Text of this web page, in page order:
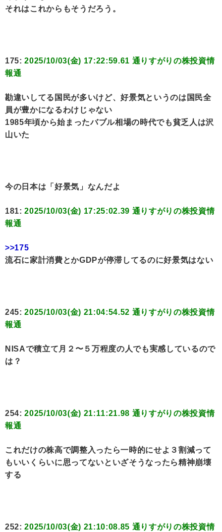
それはこれからもそうだろう。
175:2025/10/03(金) 17:22:59.61 通りすがりの株投資情
報通
勘違いしてる国民が多いけど、好景気というのは国民全
員が豊かになるわけじゃない
1985年頃から始まったバブル相場の時代でも貧乏人は沢
山いた
今の日本は「好景気」なんだよ
181:2025/10/03(金) 17:25:02.39 通りすがりの株投資情
報通
>>175
流石に家計消費とかGDPが停滞してるのに好景気はない
245:2025/10/03(金) 21:04:54.52 通りすがりの株投資情
報通
NISAで積立て月２〜５万程度の人でも実感しているので
は？
254:2025/10/03(金) 21:11:21.98 通りすがりの株投資情
報通
これだけの株高で調整入ったら一時的にせよ３割減って
もいいくらいに思ってないといざそうなったら精神崩壊
する
252:2025/10/03(金) 21:10:08.85 通りすがりの株投資情